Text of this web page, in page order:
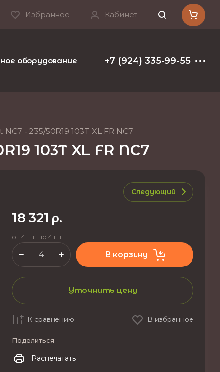
Избранное Кабинет
оборудование и расходные материалы
+7 (924) 335-99-55
- 235/50R19 103T XL FR NC7
103T XL FR NC7
Следующий
18 321 р.
от 4 шт. по 4 шт.
В корзину
Уточнить цену
К сравнению В избранное
Поделиться
Распечатать